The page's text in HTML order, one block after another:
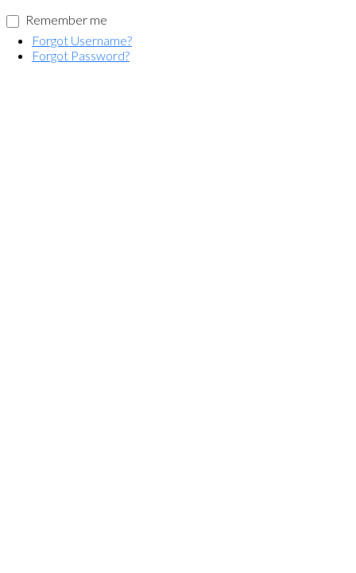
Remember me
Forgot Username?
Forgot Password?